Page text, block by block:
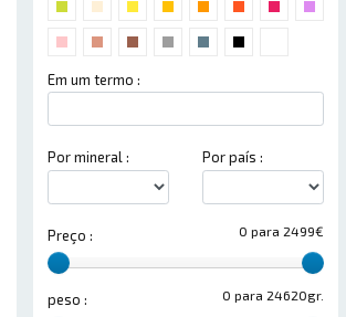
Em um termo :
Por mineral : Por país :
0 para 2499€
Preço :
0 para 24620gr.
peso :